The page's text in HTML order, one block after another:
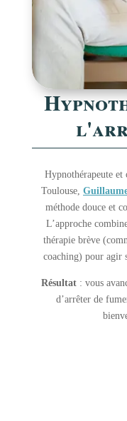
Hypnothérapeute et
Toulouse,
méthode douce et
L’approche
thérapie brève
coaching) pour agir
Résultat : vous
d’arrêter de